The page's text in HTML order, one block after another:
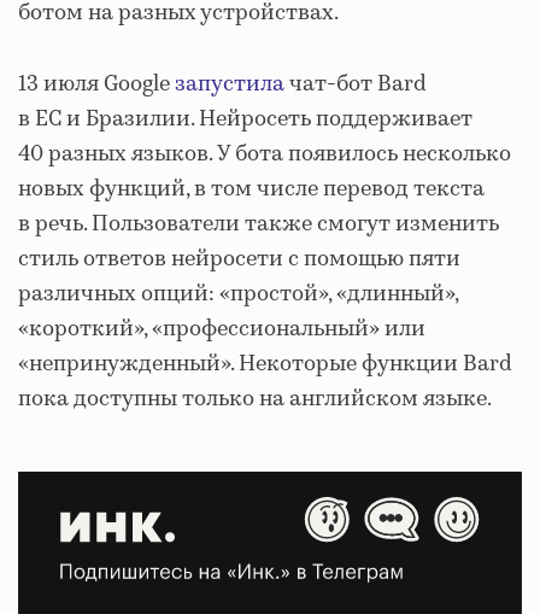
ботом на разных устройствах.
13 июля Googleзапустилачат-бот Bard
в ЕС и Бразилии. Нейросеть поддерживает
40 разных языков. У бота появилось несколько
новых функций, в том числе перевод текста
в речь. Пользователи также смогут изменить
стиль ответов нейросети с помощью пяти
различных опций: «простой», «длинный»,
«короткий», «профессиональный» или
«непринужденный». Некоторые функции Bard
пока доступны только на английском языке.